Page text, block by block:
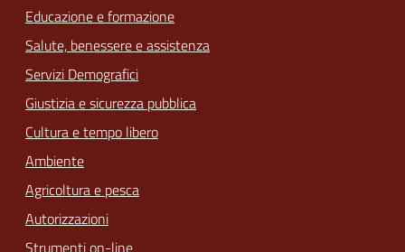
Educazione e formazione
Salute, benessere e assistenza
Servizi Demografici
Giustizia e sicurezza pubblica
Cultura e tempo libero
Ambiente
Agricoltura e pesca
Autorizzazioni
Strumenti on-line